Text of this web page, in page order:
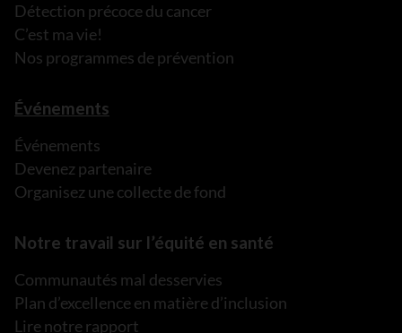
Détection précoce du cancer
C’est ma vie!
Nos programmes de prévention
Événements
Événements
Devenez partenaire
Organisez une collecte de fond
Notre travail sur l’équité en santé
Communautés mal desservies
Plan d’excellence en matière d’inclusion
Lire notre rapport